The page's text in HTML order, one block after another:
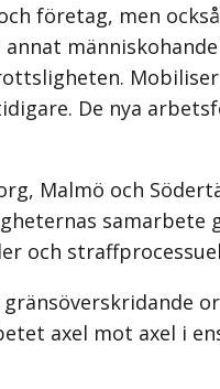
företag, men
De nya
Malmö och
och
axel mot axel i